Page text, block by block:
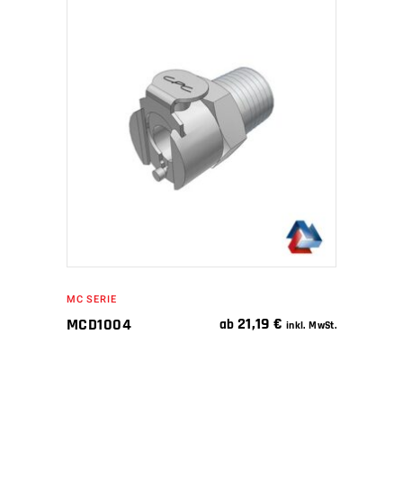
IN DEN WARENKORB
MC SERIE
MCD1004 ab 21,19€ inkl. MwSt.